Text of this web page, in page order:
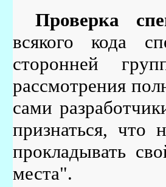
Проверка
всякого кода
сторонней
рассмотрения
сами
признаться, что
прокладывать
места".